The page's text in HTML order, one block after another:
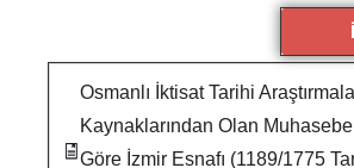
Osmanlı İktisat Tarihi
Kaynaklarından Olan
Göre İzmir Esnafı (1189/1775